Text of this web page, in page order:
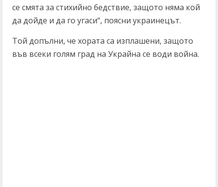
се смята за стихийно бедствие, защото няма кой
да дойде и да го угаси“, поясни украинецът.
Той допълни, че хората са изплашени, защото
във всеки голям град на Украйна се води война.